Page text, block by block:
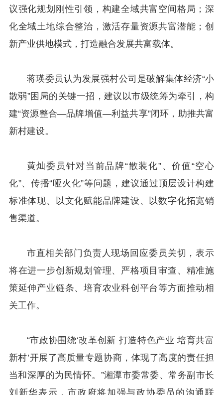
议强化规划刚性引领，构建全域共富空间格局；深
化全域土地综合整治，激活存量资源共富潜能；创
新产业供地模式，打造融合发展共富载体。
蒋瑛委员认为发展强村公司是破解集体经济“小
散弱”困局的关键一招，建议以市级统筹为牵引，构
建“资源整合—品牌增值—利益共享”闭环，助推共富
新村建设。
黄灿委员针对当前品牌“散装化”、价值“空心
化”、传播“哑火化”等问题，建议通过顶层设计构建
标准体现、以文化赋能品牌建设、以数字化拓宽销
售渠道。
市直相关部门负责人现场回应委员关切，表示
将在进一步创新规划管理、严格项目审查、精准施
策延伸产业链条、培育农业科创平台等方面推动相
关工作。
“市政协围绕‘改革创新 打造特色产业 培育共富
新村’开展了高质量专题协商，体现了高度的责任担
当和深厚的为民情怀。”湘潭市委常委、常务副市长
刘新华表示，市政府将加强与政协委员的沟通联